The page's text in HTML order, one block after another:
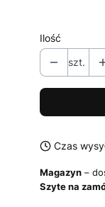
Ilość
szt.
Czas
Magazyn –
Szyte na